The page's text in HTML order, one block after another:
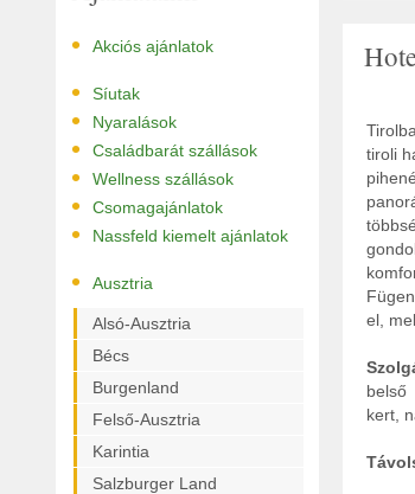
• Akciós ajánlatok
• Síutak
• Nyaralások
• Családbarát szállások
• Wellness szállások
• Csomagajánlatok
• Nassfeld kiemelt ajánlatok
• Ausztria
Alsó-Ausztria
Bécs
Burgenland
Felső-Ausztria
Karintia
Salzburger Land
tiroli
el,
belső
kert,